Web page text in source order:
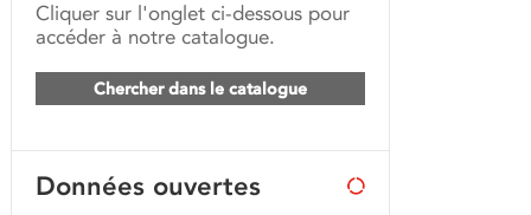
Cliquer sur l'onglet ci-dessous pour
accéder à notre catalogue.
Chercher dans le catalogue
Données ouvertes